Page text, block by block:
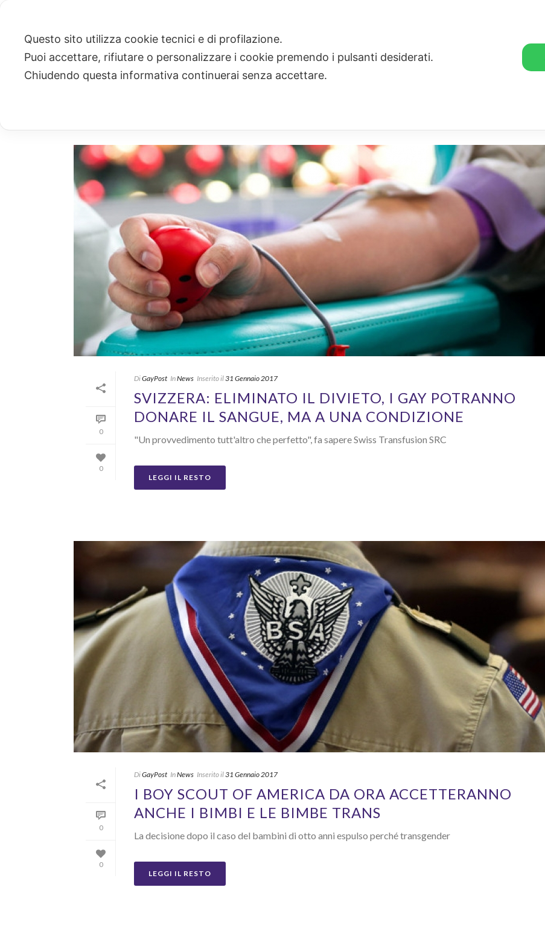
ARCHIVIO
0
0
DiGayPost InNews Inserito il31 Gennaio 2017
SVIZZERA: ELIMINATO IL DIVIETO, I GAY POTRANNO
DONARE IL SANGUE, MA A UNA CONDIZIONE
"Un provvedimento tutt'altro che perfetto", fa sapere Swiss Transfusion SRC
LEGGI IL RESTO
0
0
DiGayPost InNews Inserito il31 Gennaio 2017
I BOY SCOUT OF AMERICA DA ORA ACCETTERANNO
ANCHE I BIMBI E LE BIMBE TRANS
La decisione dopo il caso del bambini di otto anni espulso perché transgender
LEGGI IL RESTO
Questo sito utilizza cookie tecnici e di profilazione.
Puoi accettare, rifiutare o personalizzare i cookie premendo i pulsanti desiderati.
Chiudendo questa informativa continuerai senza accettare.